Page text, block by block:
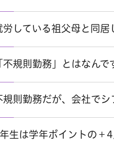
労している祖父母と同居
不規則勤務」とはなんで
規則勤務だが、会社でシ
生は学年ポイントの＋